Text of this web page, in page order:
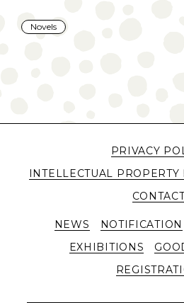
Novels
PRIVACY
INTELLECTUAL PROPERTY
NEWS NOTIFICATION
EXHIBITIONS